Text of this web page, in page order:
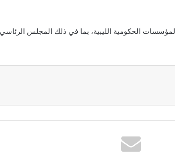
الحكومية الليبية، بما في ذلك المجلس